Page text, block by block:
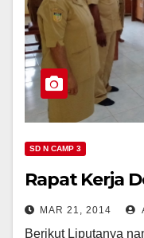
SD N CAMP 3
Rapat Kerja
MAR 21, 2014
Berikut Liputanya